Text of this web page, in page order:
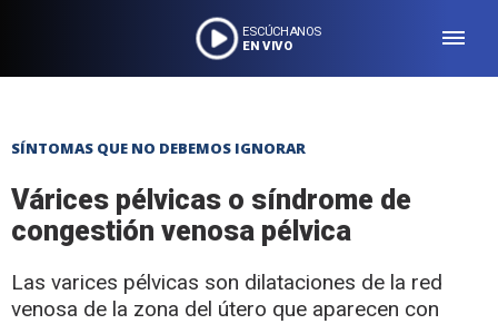
ESCÚCHANOS
EN VIVO
SÍNTOMAS QUE NO DEBEMOS IGNORAR
Várices pélvicas o síndrome de
congestión venosa pélvica
Las varices pélvicas son dilataciones de la red
venosa de la zona del útero que aparecen con